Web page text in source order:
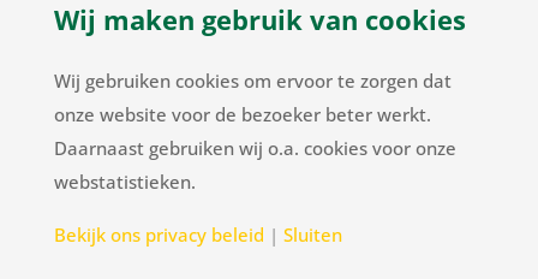
Entries feed
WordPress.org
23 548 34 00/ flowerbulbs@pnelis.nl
Wij maken gebruik van cookies
Wij gebruiken cookies om ervoor te zorgen dat
onze website voor de bezoeker beter werkt.
Daarnaast gebruiken wij o.a. cookies voor onze
webstatistieken.
Bekijk ons privacy beleid | Sluiten